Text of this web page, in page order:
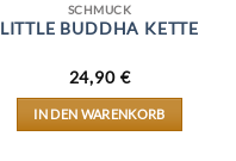
SCHMUCK
LITTLE BUDDHA KETTE
24,90 €
IN DEN WARENKORB